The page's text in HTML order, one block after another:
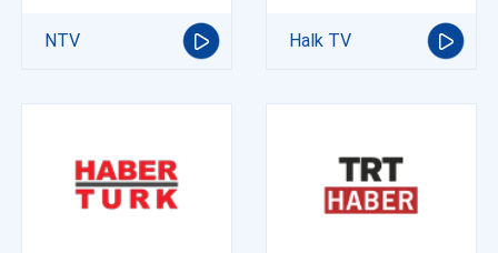
NTV Halk TV